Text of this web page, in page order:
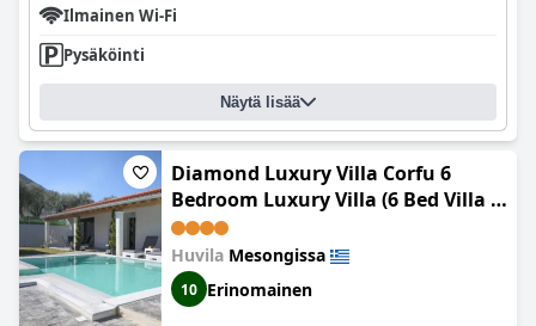
Ilmainen Wi-Fi
Pysäköinti
Näytä lisää
Diamond Luxury Villa Corfu 6
Bedroom Luxury Villa (6 Bed Villa -
Sleeps 15 - Pets - Pool - Jacuzzi)
Huvila Mesongissa
10 Erinomainen